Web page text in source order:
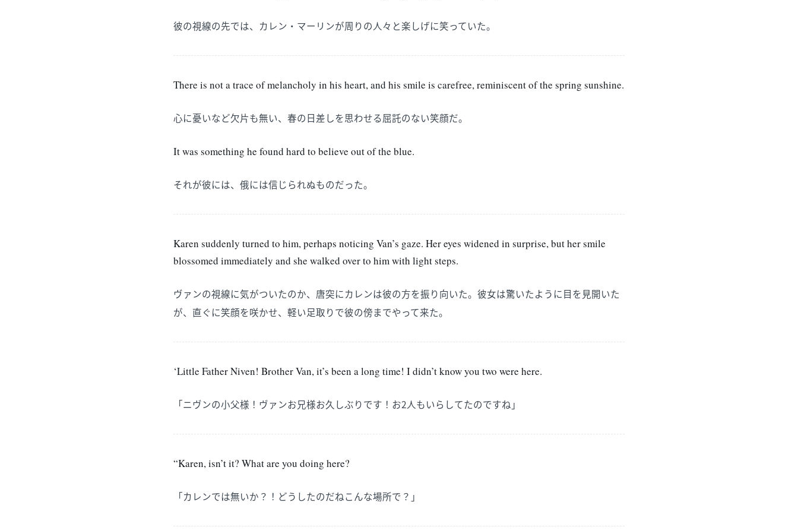
彼の視線の先では、カレン・マーリンが周りの人々と楽しげに笑っていた。
There is not a trace of melancholy in his heart, and his smile is carefree, reminiscent of the spring sunshine.
心に憂いなど欠片も無い、春の日差しを思わせる屈託のない笑顔だ。
It was something he found hard to believe out of the blue.
それが彼には、俄には信じられぬものだった。
Karen suddenly turned to him, perhaps noticing Van’s gaze. Her eyes widened in surprise, but her smile
blossomed immediately and she walked over to him with light steps.
ヴァンの視線に気がついたのか、唐突にカレンは彼の方を振り向いた。彼女は驚いたように目を見開いた
が、直ぐに笑顔を咲かせ、軽い足取りで彼の傍までやって来た。
‘Little Father Niven! Brother Van, it’s been a long time! I didn’t know you two were here.
「ニヴンの小父様！ヴァンお兄様お久しぶりです！お2人もいらしてたのですね」
“Karen, isn’t it? What are you doing here?
「カレンでは無いか？！どうしたのだねこんな場所で？」